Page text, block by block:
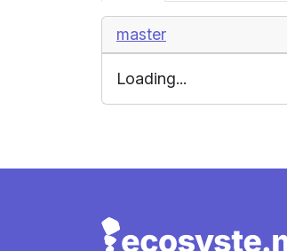
master
Loading...